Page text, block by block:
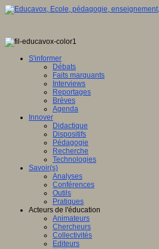
S'informer
Débats
Faits marquants
Interviews
Reportages
Brèves
Agenda
Innover
Didactique
Dispositifs
Pédagogie
Recherche
Technologies
Savoir(s)
Analyses
Conférences
Outils
Pratiques
Acteurs de l'éducation
Animateurs
Chercheurs
Collectivités
Editeurs